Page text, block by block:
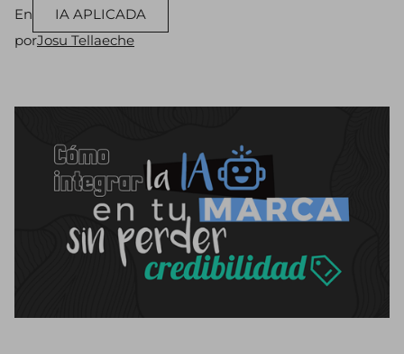
En
IA APLICADA
porJosu Tellaeche